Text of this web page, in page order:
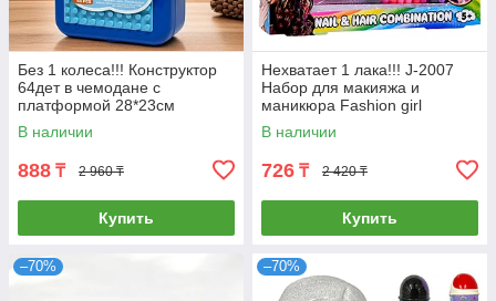
Без 1 колеса!!! Конструктор
64дет в чемодане с
платформой 28*23см
В наличии
888 ₸ 2 960 ₸
Купить
Нехватает 1 лака!!! J-2007
Набор для макияжа и
маникюра Fashion girl
30*26см
В наличии
726 ₸ 2 420 ₸
Купить
–70% –70%